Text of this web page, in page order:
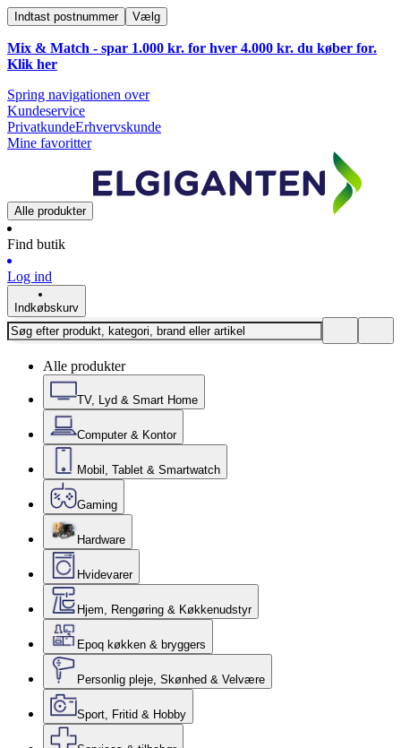
Indtast postnummer Vælg
Mix & Match - spar 1.000 kr. for hver 4.000 kr. du køber for.
Klik her
Spring navigationen over
Kundeservice
PrivatkundeErhvervskunde
Mine favoritter
Alle produkter
Find butik
Log ind
Indkøbskurv
Alle produkter
TV, Lyd & Smart Home
Computer & Kontor
Mobil, Tablet & Smartwatch
Gaming
Hardware
Hvidevarer
Hjem, Rengøring & Køkkenudstyr
Epoq køkken & bryggers
Personlig pleje, Skønhed & Velvære
Sport, Fritid & Hobby